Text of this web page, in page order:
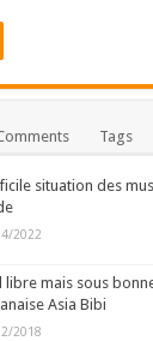
Tags
situation des
2022
libre mais sous
Asia Bibi
2018